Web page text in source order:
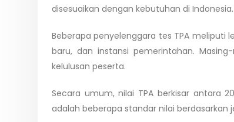
disesuaikan dengan kebutuhan di Indonesia.
Beberapa penyelenggara tes TPA meliputi
baru, dan instansi pemerintahan.
kelulusan peserta.
Secara umum, nilai TPA berkisar antara
adalah beberapa standar nilai berdasarkan